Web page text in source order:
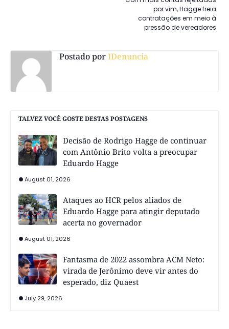
por vim, Hagge freia
contratações em meio à
pressão de vereadores
Postado porIDenuncia
TALVEZ VOCÊ GOSTE DESTAS POSTAGENS
Decisão de Rodrigo Hagge de continuar
com Antônio Brito volta a preocupar
Eduardo Hagge
August 01, 2026
Ataques ao HCR pelos aliados de
Eduardo Hagge para atingir deputado
acerta no governador
August 01, 2026
Fantasma de 2022 assombra ACM Neto:
virada de Jerônimo deve vir antes do
esperado, diz Quaest
July 29, 2026